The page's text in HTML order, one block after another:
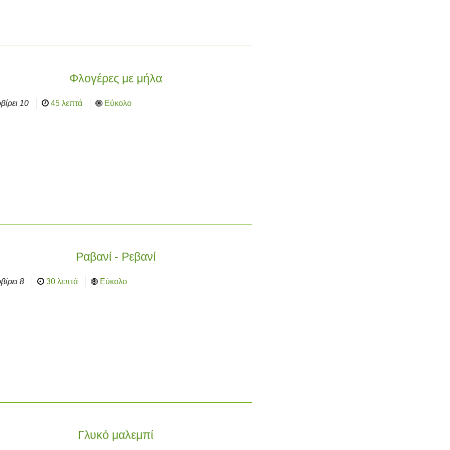
Φλογέρες με μήλα
10 45 λεπτά Εύκολο
Ραβανί - Ρεβανί
8 30 λεπτά Εύκολο
Γλυκό μαλεμπί